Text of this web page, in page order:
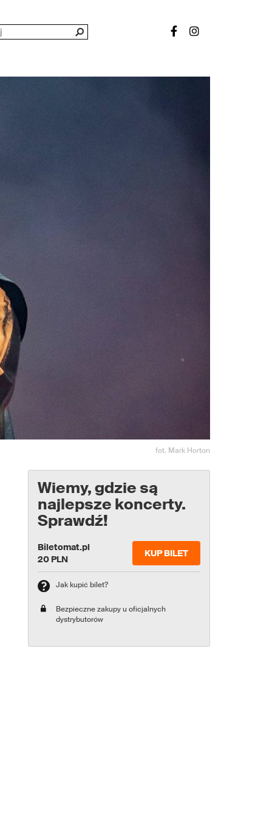
fot. Mark Horton
Wiemy, gdzie są
najlepsze koncerty.
Sprawdź!
Biletomat.pl
20 PLN
KUP BILET
Jak kupić bilet?
Bezpieczne zakupy u oficjalnych
dystrybutorów